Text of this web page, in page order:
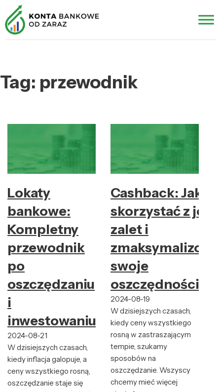
Tag: przewodnik
Lokaty
bankowe:
Kompletny
przewodnik
po
oszczędzaniu
i
inwestowaniu
2024-08-21
W dzisiejszych czasach,
kiedy inflacja galopuje, a
ceny wszystkiego rosną,
oszczędzanie staje się
Cashback: Jak
skorzystać z jego
zalet i
swoje
oszczędności
2024-08-19
W dzisiejszych czasach,
kiedy ceny wszystkiego
rosną w zastraszającym
tempie, szukamy
sposobów na
oszczędzanie. Wszyscy
chcemy mieć więcej